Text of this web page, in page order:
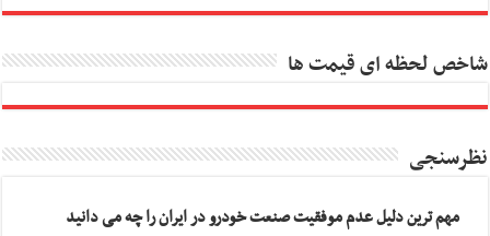
شاخص لحظه ای قیمت ها
نظرسنجی
مهم ترین دلیل عدم موفقیت صنعت خودرو در ایران را چه می دانید